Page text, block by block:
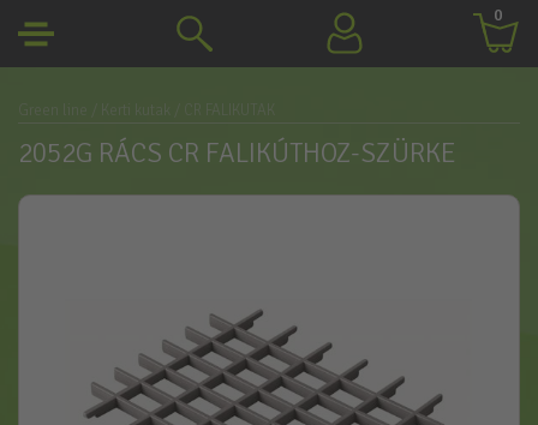
0
2052G RÁCS CR FALIKÚTHOZ-SZÜRKE